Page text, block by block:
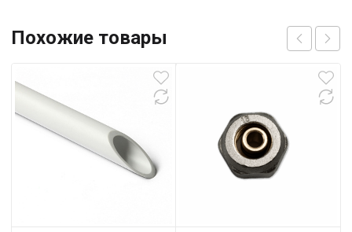
Похожие товары